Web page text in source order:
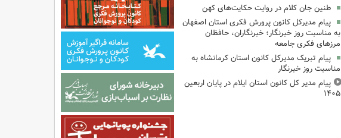
طنین جان کلام در روایت حکایت‌های کهن
پیام مدیرکل کانون پرورش فکری استان اصفهان
به مناسبت روز خبرنگار؛ خبرنگاران، حافظان
مرزهای فکری جامعه
پیام تبریک مدیرکل کانون استان کرمانشاه به
مناسبت روز خبرنگار
پیام مدیر کل کانون استان ایلام در پایان اربعین
۱۴۰۵